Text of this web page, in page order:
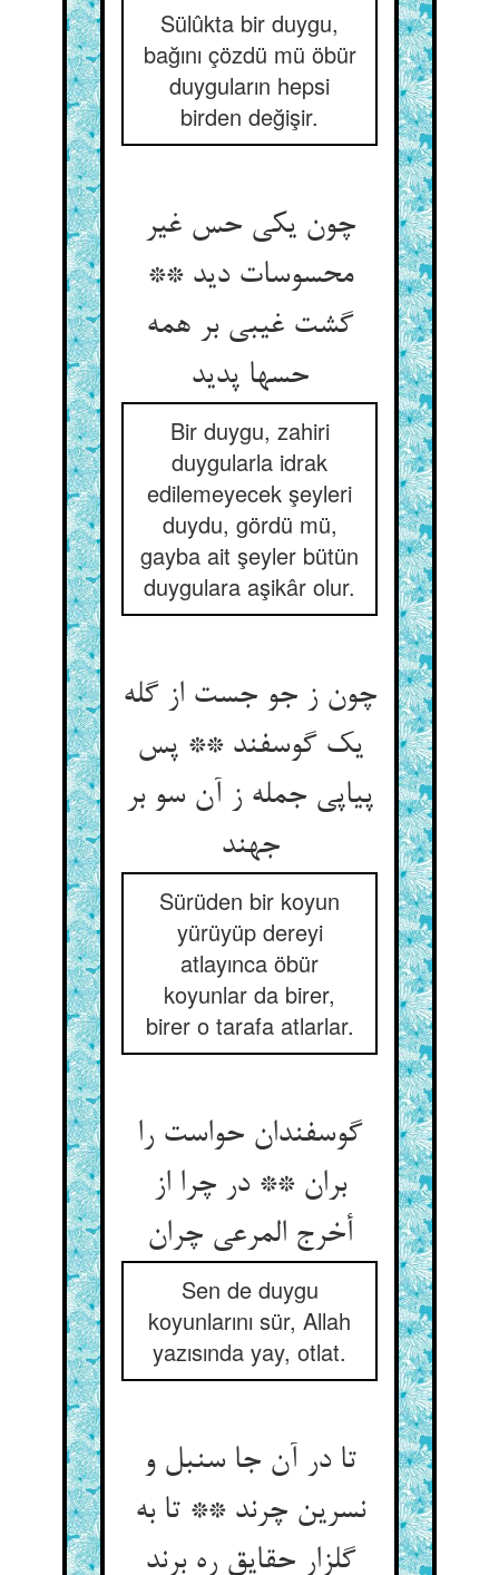
Sülûkta bir duygu,
bağını çözdü mü öbür
duyguların hepsi
birden değişir.
چون یکی حس غیر
محسوسات دید **
گشت غیبی بر همه
حسها پدید
Bir duygu, zahiri
duygularla idrak
edilemeyecek şeyleri
duydu, gördü mü,
gayba ait şeyler bütün
duygulara aşikâr olur.
چون ز جو جست از گله
یک گوسفند ** پس
پیاپی جمله ز آن سو بر
جهند
Sürüden bir koyun
yürüyüp dereyi
atlayınca öbür
koyunlar da birer,
birer o tarafa atlarlar.
گوسفندان حواست را
بران ** در چرا از
أخرج المرعی‏ چران‏
Sen de duygu
koyunlarını sür, Allah
yazısında yay, otlat.
تا در آن جا سنبل و
نسرین چرند ** تا به
گلزار حقایق ره برند